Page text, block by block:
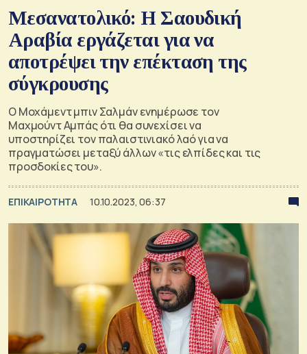
Μεσανατολικό: Η Σαουδική
Αραβία εργάζεται για να
αποτρέψει την επέκταση της
σύγκρουσης
Ο Μοχάμεντ μπιν Σαλμάν ενημέρωσε τον
Μαχμούντ Αμπάς ότι θα συνεχίσει να
υποστηρίζει τον παλαιστινιακό λαό για να
πραγματώσει μεταξύ άλλων «τις ελπίδες και τις
προσδοκίες του».
ΕΠΙΚΑΙΡΟΤΗΤΑ 10.10.2023, 06:37